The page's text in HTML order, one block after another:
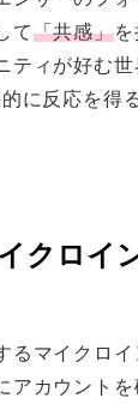
て「共感」を
ティが好む
に反応を得
クロイ
るマイクロ
アカウントを